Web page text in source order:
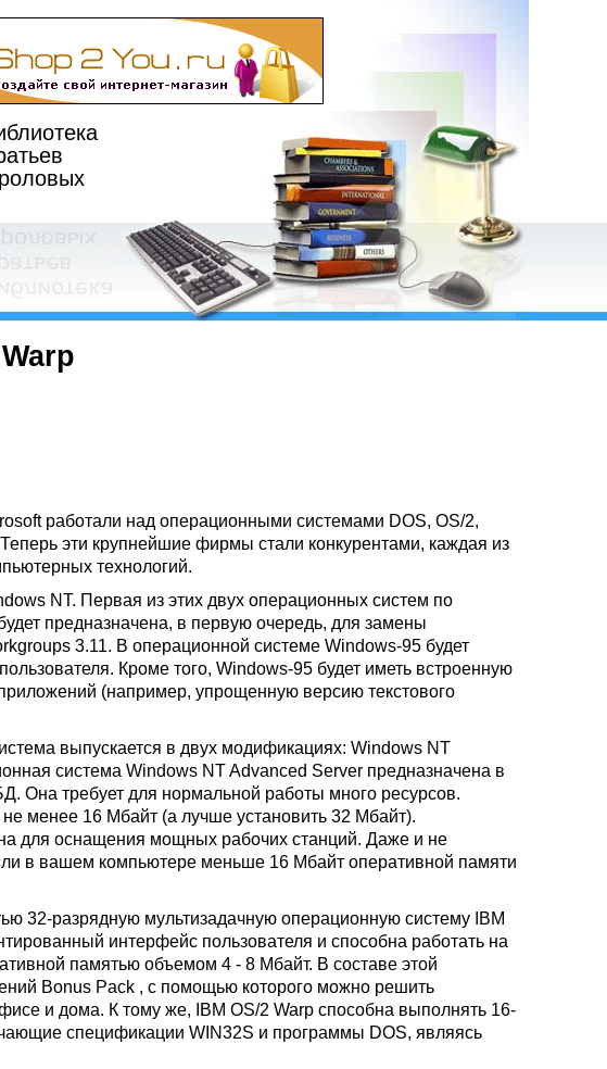
роловых
работали над операционными системами DOS, OS/2,
эти крупнейшие фирмы стали конкурентами, каждая из
технологий.
NT. Первая из этих двух операционных систем по
предназначена, в первую очередь, для замены
3.11. В операционной системе Windows-95 будет
Кроме того, Windows-95 будет иметь встроенную
(например, упрощенную версию текстового
выпускается в двух модификациях: Windows NT
система Windows NT Advanced Server предназначена в
Она требует для нормальной работы много ресурсов.
менее 16 Мбайт (а лучше установить 32 Мбайт).
для оснащения мощных рабочих станций. Даже и не
в вашем компьютере меньше 16 Мбайт оперативной памяти
32-разрядную мультизадачную операционную систему IBM
интерфейс пользователя и способна работать на
памятью объемом 4 - 8 Мбайт. В составе этой
Bonus Pack , с помощью которого можно решить
и дома. К тому же, IBM OS/2 Warp способна выполнять 16-
спецификации WIN32S и программы DOS, являясь